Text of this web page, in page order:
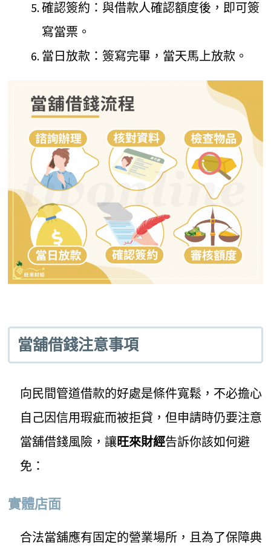
確認簽約：與借款人確認額度後，即可簽
寫當票。
當日放款：簽寫完畢，當天馬上放款。
當舖借錢注意事項
向民間管道借款的好處是條件寬鬆，不必擔心
自己因信用瑕疵而被拒貸，但申請時仍要注意
當舖借錢風險，讓旺來財經告訴你該如何避
免：
實體店面
合法當舖應有固定的營業場所，且為了保障典